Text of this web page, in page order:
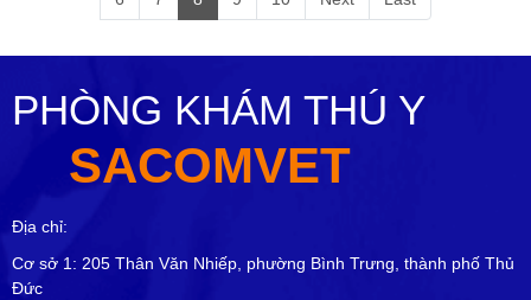
PHÒNG KHÁM THÚ Y
SACOMVET
Địa chỉ:
Cơ sở 1: 205 Thân Văn Nhiếp, phường Bình Trưng, thành phố Thủ
Đức